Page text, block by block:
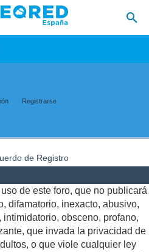
Registrarse
de Registro
de este foro, que no publicará
difamatorio, inexacto, abusivo,
obsceno, profano,
que invada la privacidad de
o que viole cualquier ley